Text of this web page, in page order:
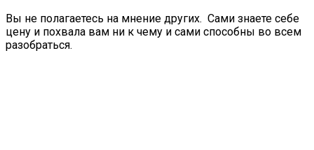
Вы не полагаетесь на мнение других. Сами знаете себе
цену и похвала вам ни к чему и сами способны во всем
разобраться.